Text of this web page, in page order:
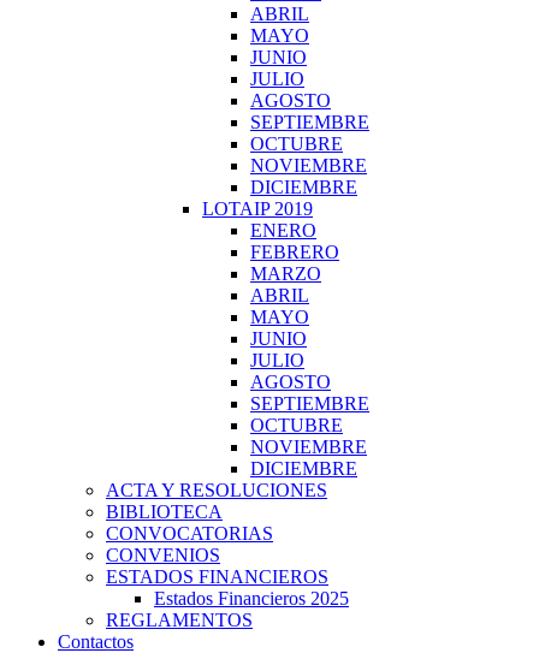
ABRIL
MAYO
JUNIO
JULIO
AGOSTO
SEPTIEMBRE
OCTUBRE
NOVIEMBRE
DICIEMBRE
LOTAIP 2019
ENERO
FEBRERO
MARZO
ABRIL
MAYO
JUNIO
JULIO
AGOSTO
SEPTIEMBRE
OCTUBRE
NOVIEMBRE
DICIEMBRE
ACTA Y RESOLUCIONES
BIBLIOTECA
CONVOCATORIAS
CONVENIOS
ESTADOS FINANCIEROS
Estados Financieros 2025
REGLAMENTOS
Contactos